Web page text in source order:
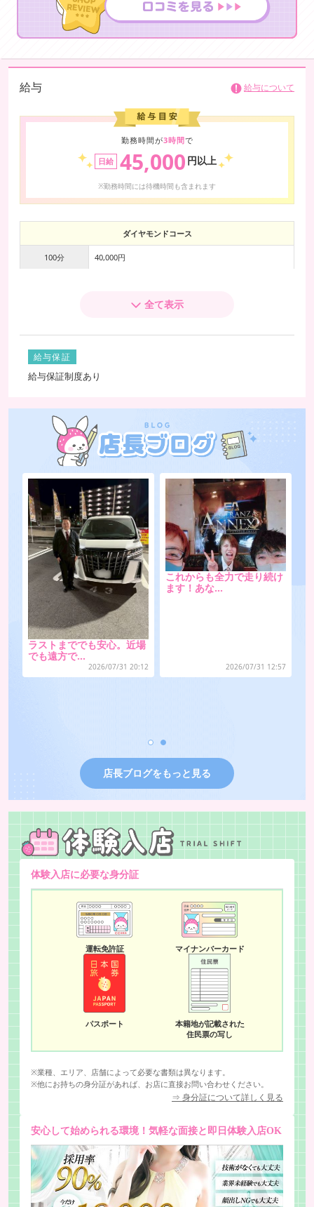
い」と感じてもらえるお店。それこそが、本当の「高級」の意味ではな
いでしょうか。
給与 給与について
勤務時間が3時間で
日給 45,000 円以上
※勤務時間には待機時間も含まれます
ダイヤモンドコース
100分 40,000円
100分 30,000円
120分 35,000円
150分 42,500円
※上記の金額、+指名料が加算されます
プラチナムコース
80分 20,000円
100分 25,000円
120分 30,000円
150分 37,500円
45,000円
ブロンズコース
22,000円
120分 27,000円
150分 34,500円
180分 42,000円
※上記の金額、+指名料が加算されます
※ブロンズ・プラチナムコースについては、上記の金額＋ボーナス
が加算されます
全て表示
給与保証
給与保証制度あり
ラストまででも安心。近場
でも遠方で…
2026/07/31 20:12
これからも全力で走り続け
ます！あな…
2026/07/31 12:57
店長ブログをもっと見る
体験入店に必要な身分証
運転免許証 マイナンバーカード
パスポート
本籍地が記載された
住民票の写し
※業種、エリア、店舗によって必要な書類は異なります。
※他にお持ちの身分証があれば、お店に直接お問い合わせください。
⇒ 身分証について詳しく見る
安心して始められる環境！気軽な面接と即日体験入店OK